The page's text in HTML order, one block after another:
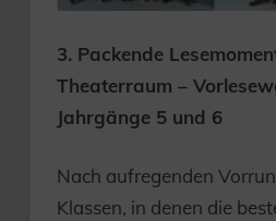
3. Packende
Theaterraum –
Jahrgänge 5 und 6
Nach aufregenden
Klassen, in denen die